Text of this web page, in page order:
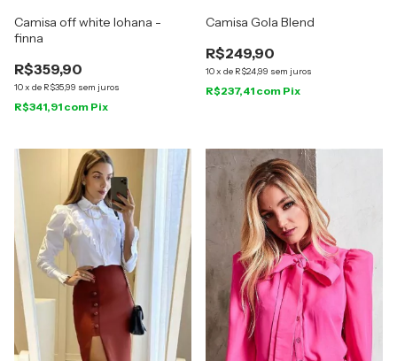
Camisa off white lohana -
finna
R$359,90
10x de R$35,99 sem juros
R$341,91 com Pix
Camisa Gola Blend
R$249,90
10x de R$24,99 sem juros
R$237,41 com Pix